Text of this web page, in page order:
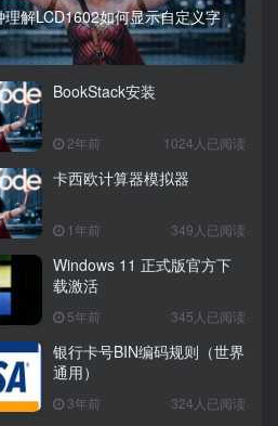
理解LCD1602如何显示自定义字
BookStack安装
2年前 1024人已阅读
卡西欧计算器模拟器
1年前 349人已阅读
Windows 11 正式版官方下
载激活
5年前 345人已阅读
银行卡号BIN编码规则（世界
通用）
3年前 324人已阅读